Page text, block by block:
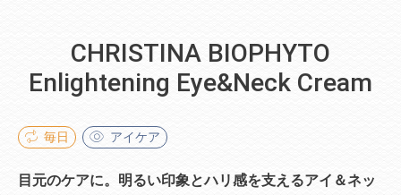
CHRISTINA BIOPHYTO
Enlightening Eye&Neck Cream
毎日 アイケア
目元のケアに。明るい印象とハリ感を支えるアイ＆ネッ